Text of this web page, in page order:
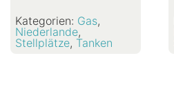
Kategorien: Gas,
Niederlande,
Stellplätze, Tanken